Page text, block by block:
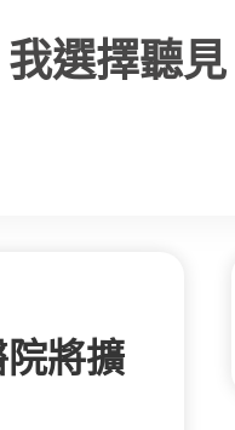
選擇聽見
將擴